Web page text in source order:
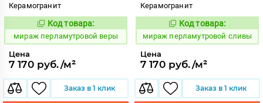
Керамогранит
993258
Код товара:
мираж перламутровой веры
Цена
7 170 руб./м²
Заказ в 1 клик
Керамогранит
993261
Код товара:
мираж перламутровой сливы
Цена
7 170 руб./м²
Заказ в 1 клик